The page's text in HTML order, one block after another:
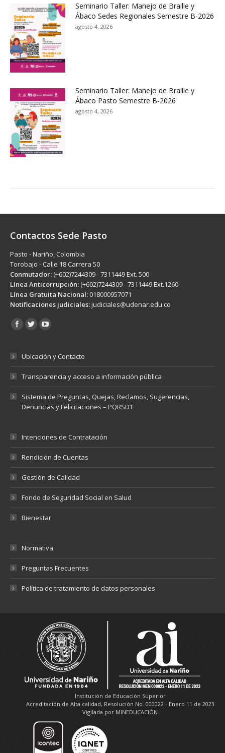
Seminario Taller: Manejo de Braille y
Ábaco Sedes Regionales Semestre B-2026
agosto 4, 2026
Seminario Taller: Manejo de Braille y
Ábaco Pasto Semestre B-2026
agosto 4, 2026
Contactos Sede Pasto
Pasto - Nariño, Colombia
Torobajo - Calle 18 Carrera 50
Conmutador: (+602)7244309 - 7311449 Ext. 500
Línea Anticorrupción: (+602)7244309 - 7311449 Ext.1260
Línea Gratuita Nacional: 018000957071
Notificaciones judiciales:judiciales@udenar.edu.co
Encuéntranos en:
Ubicación y Contacto
Transparencia y acceso a información pública
Sistema de Preguntas, Quejas, Reclamos, Sugerencias,
Denuncias y Felicitaciones – PQRSD’F
Intenciones de Contratación
Rendición de Cuentas
Gestión de Calidad
Fondo de Seguridad Social en Salud
Bienestar
Normativa
Preguntas Frecuentes
Política de tratamiento de datos personales
Institución de Educación Superior
Acreditación de Alta calidad, Resolución No. 000022 - Enero 11 de 2023
Vigilada por MINEDUCACIÓN